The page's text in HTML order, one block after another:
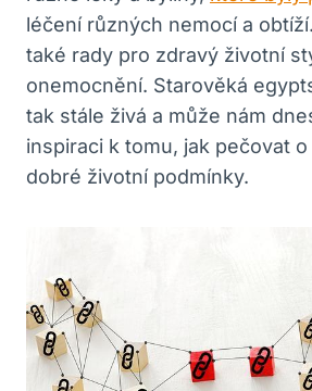
léčení různých nemocí a
také rady pro zdravý životní
onemocnění. Starověká
tak stále živá a může nám
inspiraci k tomu, jak pečovat
dobré životní podmínky.